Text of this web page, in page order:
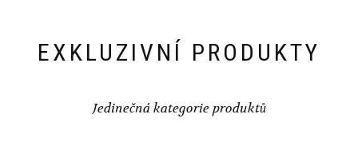
EXKLUZIVNÍ PRODUKTY
Jedinečná kategorie produktů